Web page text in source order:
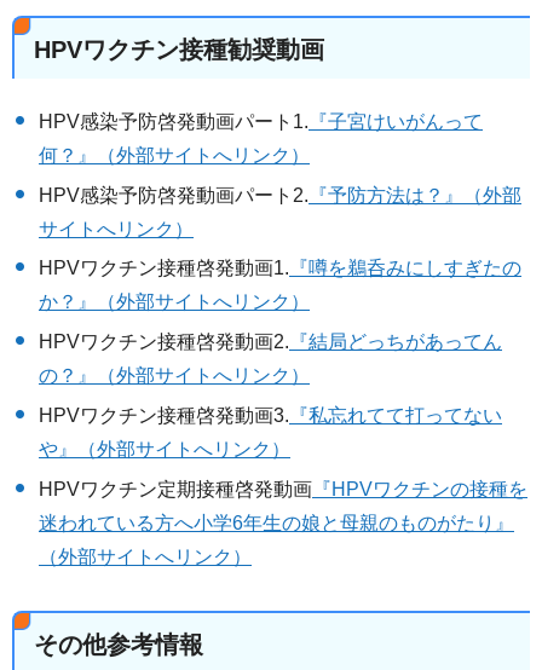
HPVワクチン接種勧奨動画
HPV感染予防啓発動画パート1. 『子宮けいがんって
何？』（外部サイトへリンク）
HPV感染予防啓発動画パート2. 『予防方法は？』（外部
サイトへリンク）
HPVワクチン接種啓発動画1. 『噂を鵜呑みにしすぎたの
か？』（外部サイトへリンク）
HPVワクチン接種啓発動画2. 『結局どっちがあってん
の？』（外部サイトへリンク）
HPVワクチン接種啓発動画3. 『私忘れてて打ってない
や』（外部サイトへリンク）
HPVワクチン定期接種啓発動画 『HPVワクチンの接種を
迷われている方へ小学6年生の娘と母親のものがたり』
（外部サイトへリンク）
その他参考情報